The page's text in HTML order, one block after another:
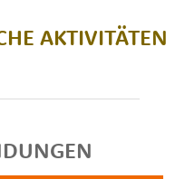
AKTIVITÄTEN